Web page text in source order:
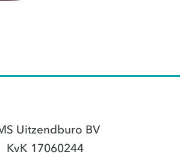
Uitzendburo BV
KvK 17060244